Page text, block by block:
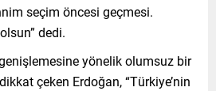
seçim öncesi geçmesi.
dedi.
genişlemesine yönelik olumsuz bir
çeken Erdoğan, “Türkiye’nin